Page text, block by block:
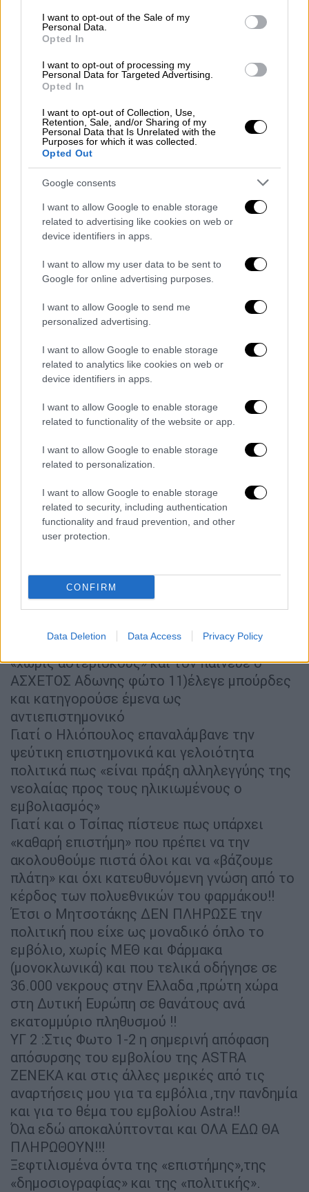
consent section.
I want to opt-out of the Sale of my
Personal Data.
Opted In
I want to opt-out of processing my
Personal Data for Targeted Advertising.
Opted In
I want to opt-out of Collection, Use,
Retention, Sale, and/or Sharing of my
Personal Data that Is Unrelated with the
Purposes for which it was collected.
Opted Out
Google consents
I want to allow Google to enable storage
related to advertising like cookies on web or
device identifiers in apps.
I want to allow my user data to be sent to
Google for online advertising purposes.
I want to allow Google to send me
personalized advertising.
I want to allow Google to enable storage
related to analytics like cookies on web or
device identifiers in apps.
I want to allow Google to enable storage
related to functionality of the website or app.
I want to allow Google to enable storage
related to personalization.
I want to allow Google to enable storage
related to security, including authentication
functionality and fraud prevention, and other
user protection.
CONFIRM
Data Deletion Data Access Privacy Policy
Αν σας πω ΑΛΗΤΗΡΙΟΥΣ,αν σας πω
ΔΙΕΦΘΑΡΜΕΝΟΥΣ που τα πιάσατε από τις
εταιρείες εμβολίων ,αν σας πω ΑΣΧΕΤΟΥΣ
και ΗΛΙΘΙΟΥΣ ,δεν νομίζετε πως θα έχω
δίκιο;;;;;(φώτο 1-2)
Όταν έλεγα πως έπρεπε να εμβολιαστούν οι
άνω των 60 και οι ευπαθείς ομάδες, όταν
έλεγα πως δεν έπρεπε να ανοίξει η
πλατφόρμα για το ASTRA ZENEKA για όλες
θρομβώσεις ως επιπλοκές ποιος είχε δίκιο
Εγώ η οι Τσιόδρες, οι Βασιλακοπουλοι και
λοιπά ζαρζαβατικά του κήπου των ειδικών
Ποιος ήταν επιστήμονας;
Εγώ η ο ΓΕΛΟΙΟΣ ΣΚΕΡΤΣΟΣ;;;(φωτο 8-9)
Εγώ ή ο Μητσοτάκης που τόλμησε ο
αριστοαχρηστος να με πει «αντιεμβολιαστη»
επειδή επέμενα στη γνώση που πήραμε στη
βασική ιατρική εκπαίδευσή για τα εμβόλια;;;
Εγώ ή οι πληρωμένες γραφίδες και
μικρόφωνα που πέταξαν τόνους λάσπης
εναντίον μου και με ελεεινολογούσαν γιατί
και των λιστών Πετσα-Κικιλια-Πλευρη κλπ
ΥΓ1 :Δυστυχώς ούτε ο Σύριζα κεντρικά τότε
Γιατί ο Ξανθος (που έκανε και το ASTRA
«χωρίς αστερίσκους» και τον παίνευε ο
ΑΣΧΕΤΟΣ Αδωνης φώτο 11)έλεγε μπούρδες
και κατηγορούσε έμενα ως
αντιεπιστημονικό
Γιατί ο Ηλιόπουλος επαναλάμβανε την
ψεύτικη επιστημονικά και γελοιότητα
πολιτικά πως «είναι πράξη αλληλεγγύης της
νεολαίας προς τους ηλικιωμένους ο
εμβολιασμός»
Γιατί και ο Τσίπας πίστευε πως υπάρχει
«καθαρή επιστήμη» που πρέπει να την
ακολουθούμε πιστά όλοι και να «βάζουμε
πλάτη» και όχι κατευθυνόμενη γνώση από το
κέρδος των πολυεθνικών του φαρμάκου!!
Έτσι ο Μητσοτάκης ΔΕΝ ΠΛΗΡΩΣΕ την
πολιτική που είχε ως μοναδικό όπλο το
εμβόλιο, χωρίς ΜΕΘ και Φάρμακα
(μονοκλωνικά) και που τελικά οδήγησε σε
36.000 νεκρους στην Ελλαδα ,πρώτη χώρα
στη Δυτική Ευρώπη σε θανάτους ανά
εκατομμύριο πληθυσμού !!
ΥΓ 2 :Στις Φωτο 1-2 η σημερινή απόφαση
απόσυρσης του εμβολίου της ASTRA
ZENEKA και στις άλλες μερικές από τις
αναρτήσεις μου για τα εμβόλια ,την πανδημία
και για το θέμα του εμβολίου Astra!!
Όλα εδώ αποκαλύπτονται και ΟΛΑ ΕΔΩ ΘΑ
ΠΛΗΡΩΘΟΥΝ!!!
Ξεφτιλισμένα όντα της «επιστήμης»,της
«δημοσιογραφίας» και της «πολιτικής».